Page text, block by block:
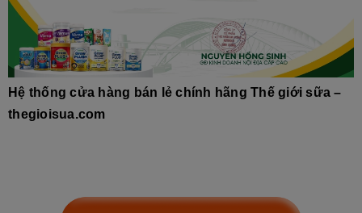
Hệ thống cửa hàng bán lẻ chính hãng Thế giới sữa –
thegioisua.com